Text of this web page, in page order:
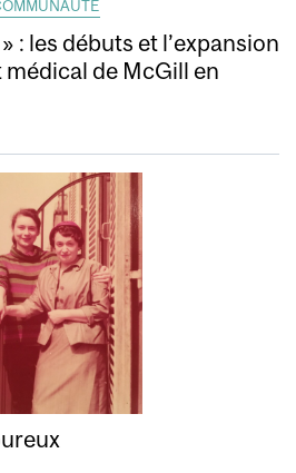
: les débuts et l’expansion
médical de McGill en